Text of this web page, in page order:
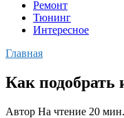
Ремонт
Тюнинг
Интересное
Главная
Как подобрать
Автор На чтение 20 мин.